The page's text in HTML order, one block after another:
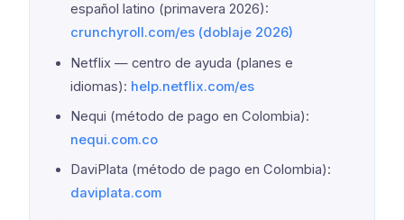
español latino (primavera 2026):
crunchyroll.com/es (doblaje 2026)
Netflix — centro de ayuda (planes e
idiomas): help.netflix.com/es
Nequi (método de pago en Colombia):
nequi.com.co
DaviPlata (método de pago en Colombia):
daviplata.com